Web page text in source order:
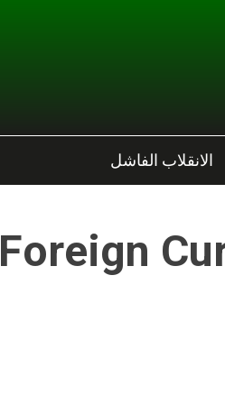
الانقلاب الفاشل
Foreign